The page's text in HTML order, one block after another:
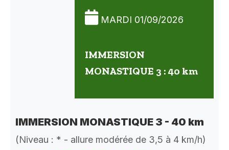
MARDI 01/09/2026
IMMERSION
MONASTIQUE 3 : 40 km
IMMERSION MONASTIQUE 3 - 40 km
(Niveau : * - allure modérée de 3,5 à 4 km/h)